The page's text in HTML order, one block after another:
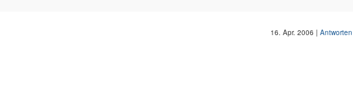
16. Apr. 2006 | Antworten